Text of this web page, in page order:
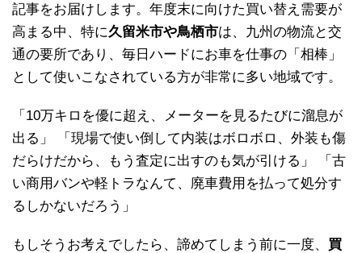
記事をお届けします。年度末に向けた買い替え需要が
高まる中、特に久留米市や鳥栖市は、九州の物流と交
通の要所であり、毎日ハードにお車を仕事の「相棒」
として使いこなされている方が非常に多い地域です。
「10万キロを優に超え、メーターを見るたびに溜息が
出る」 「現場で使い倒して内装はボロボロ、外装も傷
だらけだから、もう査定に出すのも気が引ける」 「古
い商用バンや軽トラなんて、廃車費用を払って処分す
るしかないだろう」
もしそうお考えでしたら、諦めてしまう前に一度、 買